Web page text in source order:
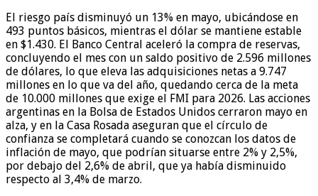
El riesgo país disminuyó un 13% en mayo, ubicándose en
493 puntos básicos, mientras el dólar se mantiene estable
en $1.430. El Banco Central aceleró la compra de reservas,
concluyendo el mes con un saldo positivo de 2.596 millones
de dólares, lo que eleva las adquisiciones netas a 9.747
millones en lo que va del año, quedando cerca de la meta
de 10.000 millones que exige el FMI para 2026. Las acciones
argentinas en la Bolsa de Estados Unidos cerraron mayo en
alza, y en la Casa Rosada aseguran que el círculo de
confianza se completará cuando se conozcan los datos de
inflación de mayo, que podrían situarse entre 2% y 2,5%,
por debajo del 2,6% de abril, que ya había disminuido
respecto al 3,4% de marzo.